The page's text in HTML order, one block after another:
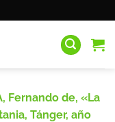
Fernando de, «La
Tánger, año